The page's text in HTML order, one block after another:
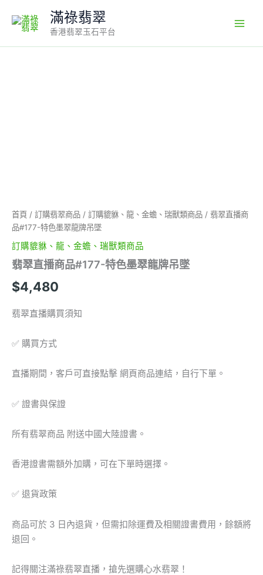
content
滿祿翡翠
香港翡翠玉石平台
首頁 / 訂購翡翠商品 / 訂購貔貅、龍、金蟾、瑞獸類商品 / 翡翠直播商
品#177-特色墨翠龍牌吊墜
訂購貔貅、龍、金蟾、瑞獸類商品
翡翠直播商品#177-特色墨翠龍牌吊墜
$4,480
翡翠直播購買須知
✅ 購買方式
直播期間，客戶可直接點擊 網頁商品連結，自行下單。
✅ 證書與保證
所有翡翠商品 附送中國大陸證書。
香港證書需額外加購，可在下單時選擇。
✅ 退貨政策
商品可於 3 日內退貨，但需扣除運費及相關證書費用，餘額將
退回。
記得關注滿祿翡翠直播，搶先選購心水翡翠！
牌
吊
墜
數
量